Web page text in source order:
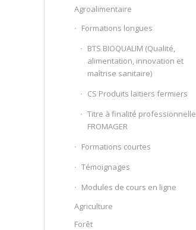
Agroalimentaire
Formations longues
BTS BIOQUALIM (Qualité,
alimentation, innovation et
maîtrise sanitaire)
CS Produits laitiers fermiers
Titre à finalité professionnelle
FROMAGER
Formations courtes
Témoignages
Modules de cours en ligne
Agriculture
Forêt